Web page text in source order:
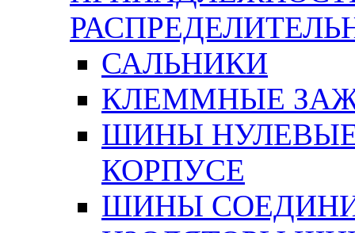
САЛЬНИКИ
КЛЕММНЫЕ
ШИНЫ
КОРПУСЕ
ШИНЫ